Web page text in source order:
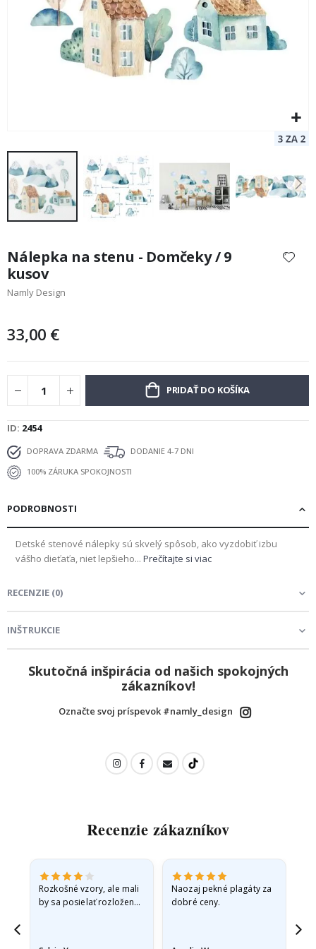
začiatok
galérie
obrázkov
Nálepka na stenu - Domčeky / 9
kusov
Namly Design
33,00 €
PRIDAŤ DO KOŠÍKA
ID 2454
DOPRAVA ZDARMA
DODANIE 4-7 DNI
100% ZÁRUKA SPOKOJNOSTI
PODROBNOSTI
Detské stenové nálepky sú skvelý spôsob, ako vyzdobiť izbu
vášho dieťaťa, niet lepšieho... Prečítajte si viac
RECENZIE (0)
INŠTRUKCIE
Skutočná inšpirácia od našich spokojných
zákazníkov!
Označte svoj príspevok #namly_design
Recenzie zákazníkov
Rozkošné vzory, ale mali
by sa posielať rozložené
Naozaj pekné plagáty za
dobré ceny.